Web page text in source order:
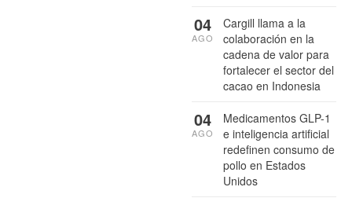
Cargill llama a la
colaboración en la
cadena de valor para
fortalecer el sector del
cacao en Indonesia
04
AGO
Medicamentos GLP-1
e inteligencia artificial
redefinen consumo de
pollo en Estados
Unidos
04
AGO